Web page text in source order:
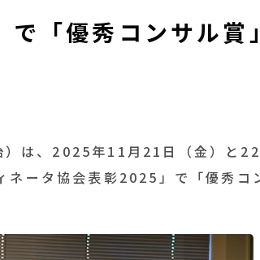
「優秀コンサル賞
は、 2025年11 月 21 日（金）と 22
ネータ協会表彰2025 」で「優秀コ